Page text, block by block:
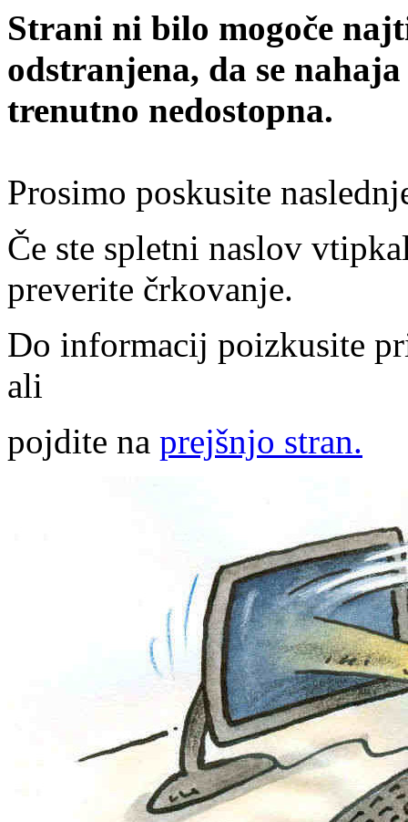
Strani ni bilo mogoče
odstranjena, da se
trenutno nedostopna.
Prosimo poskusite
Če ste spletni naslov
preverite črkovanje.
Do informacij poizkusite
ali
pojdite na prejšnjo stran.